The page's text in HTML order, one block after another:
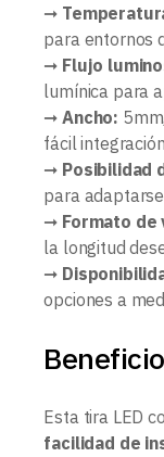
➞
para entornos
➞ Flujo
lumínica para
➞ Ancho:
fácil
➞ Posibilidad
para
➞ Formato de
la longitud
➞
opciones a
Esta tira LED
facilidad de